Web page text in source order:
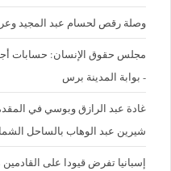
وصلة رقص لحسام عبد المجيد
مجلس حقوق الإنسان: حسابات
- بوابة المدينة برس
غادة عبد الرازق وبوسي في
شيرين عبد الوهاب بالساحل
إسبانيا تفرض قيودا على